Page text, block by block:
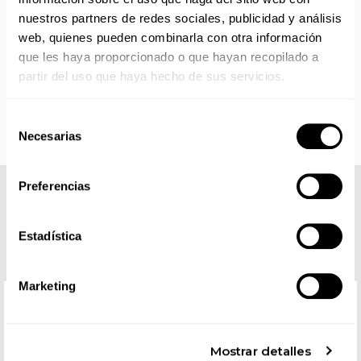
nuestros partners de redes sociales, publicidad y análisis
web, quienes pueden combinarla con otra información
que les haya proporcionado o que hayan recopilado a
partir del uso que haya hecho de sus servicios.
Necesarias
Preferencias
Estadística
Marketing
Mostrar detalles
partir de la fecha indicada en cada producto según fábrica.
IMPORTANTE PERSONALIZACIONES: EL taller de
bordados y estampados está cerrado en agosto. Se
reanudan las personalizaciones por orden de compra a
COMPLETA TU LOOK